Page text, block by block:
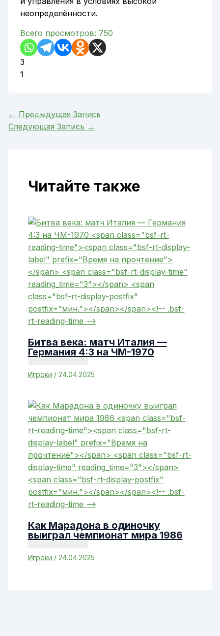
неопределённости.
Всего просмотров: 750
3
1
← Предыдущая Запись
Следующая Запись →
Читайте также
Битва века: матч Италия —
Германия 4:3 на ЧМ-1970
Игроки / 24.04.2025
Как Марадона в одиночку
выиграл чемпионат мира 1986
Игроки / 24.04.2025